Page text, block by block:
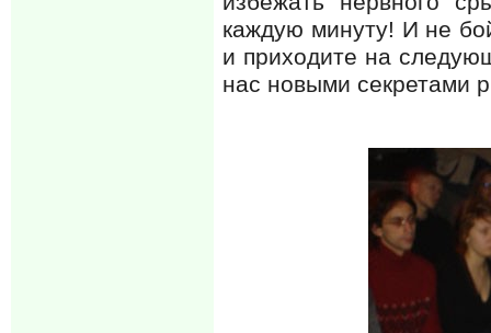
каждую минуту! И не
и приходите на
нас новыми секретами